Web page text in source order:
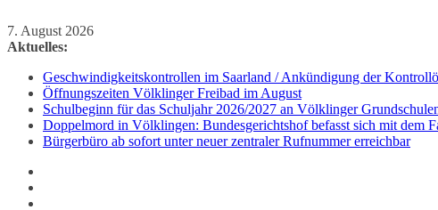
Zum
Inhalt
7. August 2026
Aktuelles:
Geschwindigkeitskontrollen im Saarland / Ankündigung der
Öffnungszeiten Völklinger Freibad im August
Schulbeginn für das Schuljahr 2026/2027 an Völklinger
Doppelmord in Völklingen: Bundesgerichtshof befasst sich mit dem
Bürgerbüro ab sofort unter neuer zentraler Rufnummer erreichbar